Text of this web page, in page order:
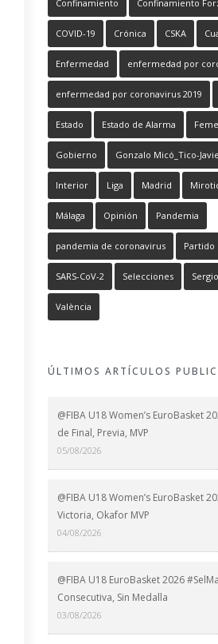
Confinamiento Confinamiento
COVID-19 Crónica CSKA
Enfermedad enfermedad por
enfermedad por coronavirus 2019
Estado Estado de Alarma
Gobierno Gonzalo Micó_Tico-
Interior Liga Madrid
Málaga Opinión Pandemia
pandemia de coronavirus Partido
SARS-CoV-2 Selecciones Sergio
València
ÚLTIMOS ARTÍCULOS
@FIBA U18 Women’s EuroBasket
de Final, Previa, MVP
05/08/2026
@FIBA U18 Women’s EuroBasket
Victoria, Okafor MVP
04/08/2026
@FIBA U18 EuroBasket 2026
Consecutiva, Sin Medalla
03/08/2026